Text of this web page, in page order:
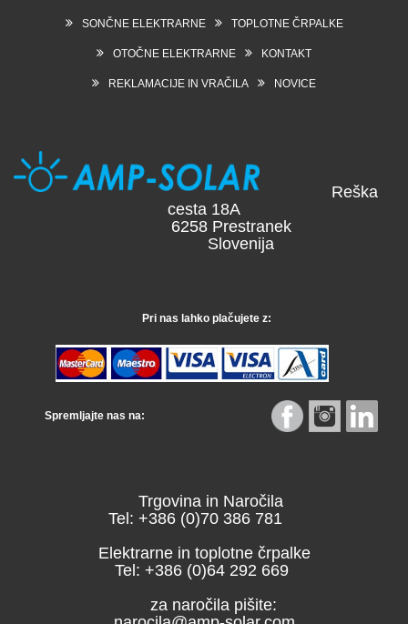
SONČNE ELEKTRARNE TOPLOTNE ČRPALKE
OTOČNE ELEKTRARNE KONTAKT
REKLAMACIJE IN VRAČILA NOVICE
Reška
cesta 18A
6258 Prestranek
Slovenija
Pri nas lahko plačujete z:
Spremljajte nas na:
Trgovina in Naročila
Tel: +386 (0)70 386 781
Elektrarne in toplotne črpalke
Tel: +386 (0)64 292 669
za naročila pišite: